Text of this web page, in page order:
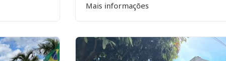
Mais informações